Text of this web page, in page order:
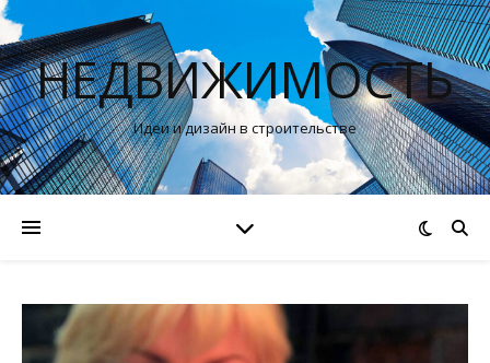
НЕДВИЖИМОСТЬ
Идеи и дизайн в строительстве